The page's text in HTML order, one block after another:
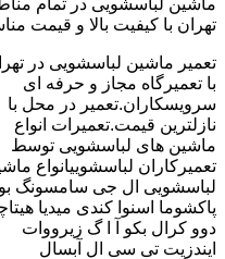
تهران با کیفیت بالا و قیمت
تعمیر ماشین لباسشویی در
با تعمیرگاه مجاز و حرفه ای
سرویسکاران.تعمیر در محل با
نازلترین قیمت.تعمیرات انواع
ماشین های لباسشویی توسط
تعمیرکاران لباسشوییانواع
لباسشویی ال جی سامسونگ
پاکشوما اسنوا کندی میدیا
دوو کرال بکو آ ا گ زیرووات
ایندزیت تی سی ال آبسال